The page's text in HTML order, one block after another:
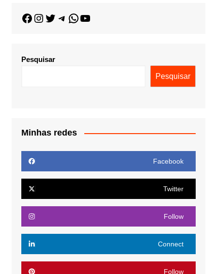
Pesquisar
Pesquisar
Minhas redes
Facebook
Twitter
Follow
Connect
Follow